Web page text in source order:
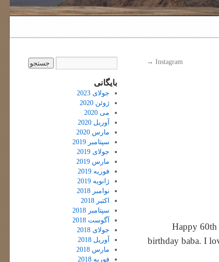
Instagram
→
Happy 60th
birthday baba. I
بایگانی
جولای 2023
ژوئن 2020
می 2020
آوریل 2020
مارس 2020
سپتامبر 2019
جولای 2019
مارس 2019
فوریه 2019
ژانویه 2019
نوامبر 2018
اکتبر 2018
سپتامبر 2018
آگوست 2018
جولای 2018
آوریل 2018
مارس 2018
فوریه 2018